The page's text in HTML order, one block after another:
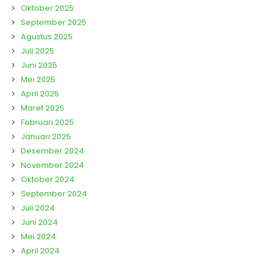
Oktober 2025
September 2025
Agustus 2025
Juli 2025
Juni 2025
Mei 2025
April 2025
Maret 2025
Februari 2025
Januari 2025
Desember 2024
November 2024
Oktober 2024
September 2024
Juli 2024
Juni 2024
Mei 2024
April 2024